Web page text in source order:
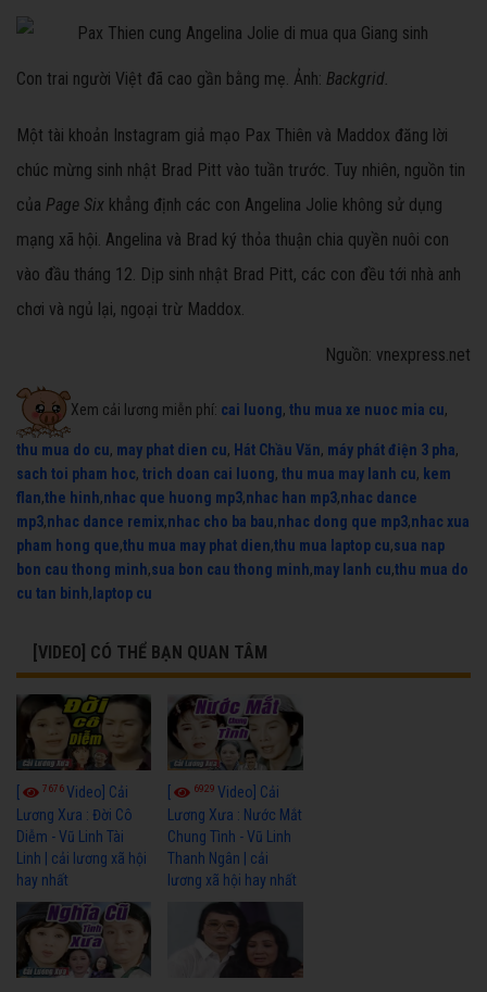
Con trai người Việt đã cao gần bằng mẹ. Ảnh: Backgrid.
Một tài khoản Instagram giả mạo Pax Thiên và Maddox đăng lời
chúc mừng sinh nhật Brad Pitt vào tuần trước. Tuy nhiên, nguồn tin
của Page Six khẳng định các con Angelina Jolie không sử dụng
mạng xã hội. Angelina và Brad ký thỏa thuận chia quyền nuôi con
vào đầu tháng 12. Dịp sinh nhật Brad Pitt, các con đều tới nhà anh
chơi và ngủ lại, ngoại trừ Maddox.
Nguồn: vnexpress.net
Xem cải lương miễn phí: cai luong, thu mua xe nuoc mia cu,
thu mua do cu, may phat dien cu, Hát Chầu Văn, máy phát điện 3 pha,
sach toi pham hoc, trich doan cai luong, thu mua may lanh cu, kem
flan,the hinh,nhac que huong mp3,nhac han mp3,nhac dance
mp3,nhac dance remix,nhac cho ba bau,nhac dong que mp3,nhac xua
pham hong que,thu mua may phat dien,thu mua laptop cu,sua nap
bon cau thong minh,sua bon cau thong minh,may lanh cu,thu mua do
cu tan binh, laptop cu
[VIDEO] CÓ THỂ BẠN QUAN TÂM
7676Video] Cải
Lương Xưa : Đời Cô
Diễm - Vũ Linh Tài
Linh | cải lương xã hội
hay nhất
6929Video] Cải
Lương Xưa : Nước Mắt
Chung Tình - Vũ Linh
Thanh Ngân | cải
lương xã hội hay nhất